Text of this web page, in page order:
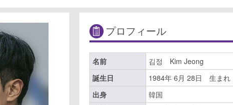
プロフィール
名前
김정 Kim Jeong
誕生日
1984年 6月 28日 生まれ
出身
韓国